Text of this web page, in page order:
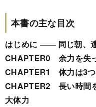
本書の主な目次
はじめに ―― 同じ朝、
CHAPTER0 余力を失
CHAPTER1 体力は3つ
CHAPTER2 長い時間
大体力